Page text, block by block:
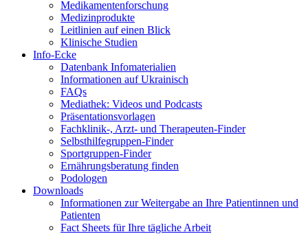
Medikamentenforschung
Medizinprodukte
Leitlinien auf einen Blick
Klinische Studien
Info-Ecke
Datenbank Infomaterialien
Informationen auf Ukrainisch
FAQs
Mediathek: Videos und Podcasts
Präsentationsvorlagen
Fachklinik-, Arzt- und Therapeuten-Finder
Selbsthilfegruppen-Finder
Sportgruppen-Finder
Ernährungsberatung finden
Podologen
Downloads
Informationen zur Weitergabe an Ihre Patientinnen und
Patienten
Fact Sheets für Ihre tägliche Arbeit